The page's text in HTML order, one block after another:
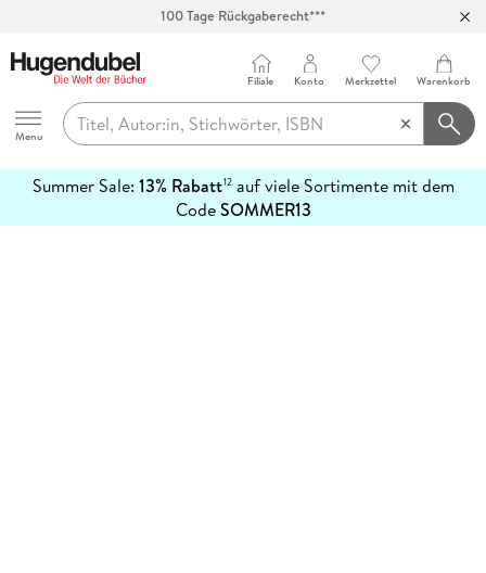
100 Tage Rückgaberecht***
Hugendubel
Menu
Filiale Konto Merkzettel Warenkorb
Summer Sale: 13% Rabatt12auf viele Sortimente mit dem
CodeSOMMER13
erfahren